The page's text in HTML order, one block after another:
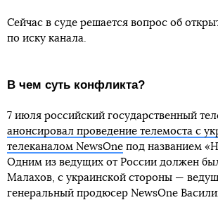
Сейчас в суде решается вопрос об
по иску канала.
В чем суть конфликта?
7 июля российский государственный
анонсировал проведение телемоста с
телеканалом NewsOne под названием
Одним из ведущих от России должен
Малахов, с украинской стороны —
генеральный продюсер NewsOne